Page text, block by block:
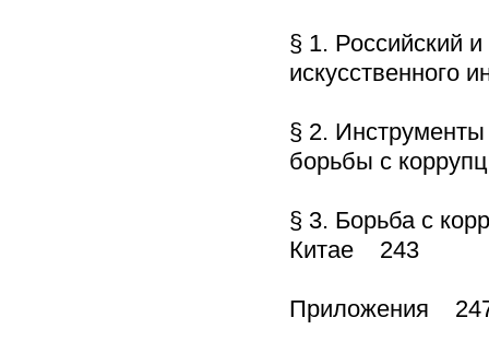
§ 1. Российский
искусственного
§ 2.
борьбы с
§ 3. Борьба с
Китае 243
Приложения